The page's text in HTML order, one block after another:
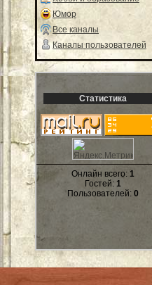
Юмор
Все каналы
Каналы пользователей
Статистика
Онлайн всего: 1
Гостей: 1
Пользователей: 0